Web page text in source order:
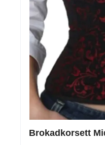
Brokadkorsett